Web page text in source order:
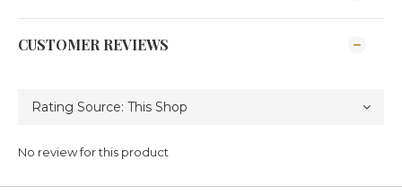
CUSTOMER REVIEWS
No review for this product